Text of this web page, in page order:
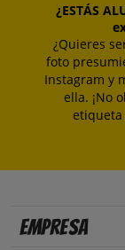
¿ESTÁS
¿Quieres
foto
Instagram y
ella. ¡No
Empresa